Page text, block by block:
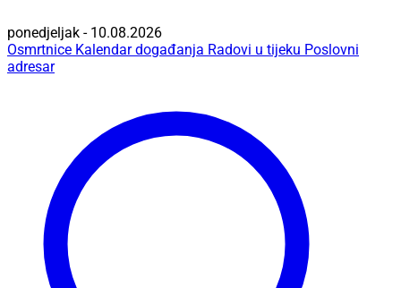
ponedjeljak - 10.08.2026
Osmrtnice Kalendar događanja Radovi u tijeku Poslovni
adresar